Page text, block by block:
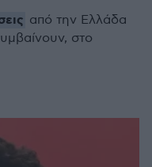
από την Ελλάδα
στο